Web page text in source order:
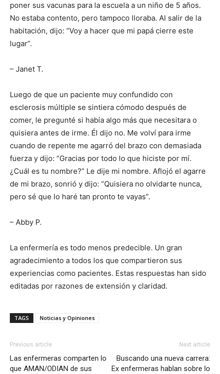
poner sus vacunas para la escuela a un niño de 5 años.
No estaba contento, pero tampoco lloraba. Al salir de la
habitación, dijo: “Voy a hacer que mi papá cierre este
lugar”.
– Janet T.
Luego de que un paciente muy confundido con
esclerosis múltiple se sintiera cómodo después de
comer, le pregunté si había algo más que necesitara o
quisiera antes de irme. Él dijo no. Me volví para irme
cuando de repente me agarró del brazo con demasiada
fuerza y ​​dijo: “Gracias por todo lo que hiciste por mí.
¿Cuál es tu nombre?” Le dije mi nombre. Aflojó el agarre
de mi brazo, sonrió y dijo: “Quisiera no olvidarte nunca,
pero sé que lo haré tan pronto te vayas”.
– Abby P.
La enfermería es todo menos predecible. Un gran
agradecimiento a todos los que compartieron sus
experiencias como pacientes. Estas respuestas han sido
editadas por razones de extensión y claridad.
TAGS Noticias y Opiniones
Previous article
Las enfermeras comparten lo
que AMAN/ODIAN de sus
Next article
Buscando una nueva carrera:
Ex enfermeras hablan sobre lo